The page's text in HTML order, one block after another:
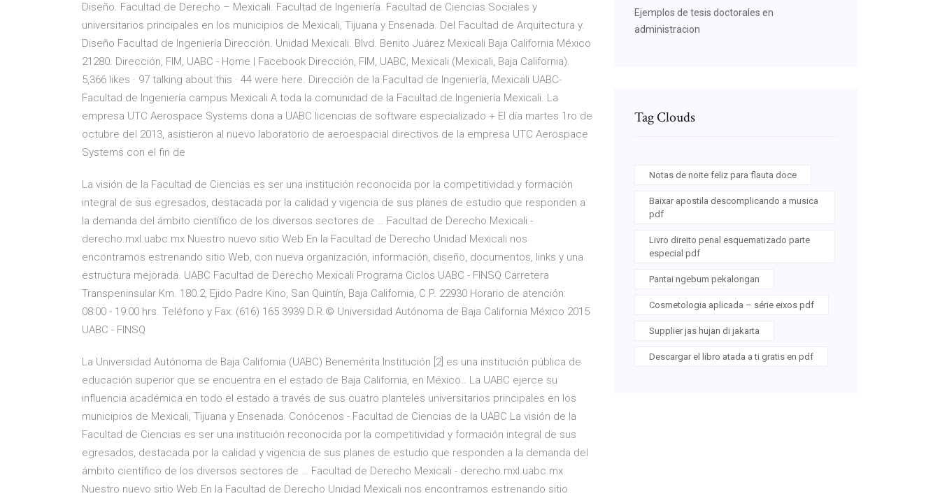
Diseño. Facultad de Derecho – Mexicali. Facultad de Ingeniería. Facultad de Ciencias Sociales y
universitarios principales en los municipios de Mexicali, Tijuana y Ensenada. Del Facultad de Arquitectura y.
Diseño Facultad de Ingeniería Dirección. Unidad Mexicali. Blvd. Benito Juárez Mexicali Baja California México
21280. Dirección, FIM, UABC - Home | Facebook Dirección, FIM, UABC, Mexicali (Mexicali, Baja California).
5,366 likes · 97 talking about this · 44 were here. Dirección de la Facultad de Ingeniería, Mexicali UABC-
Facultad de Ingeniería campus Mexicali A toda la comunidad de la Facultad de Ingeniería Mexicali. La
empresa UTC Aerospace Systems dona a UABC licencias de software especializado + El día martes 1ro de
octubre del 2013, asistieron al nuevo laboratorio de aeroespacial directivos de la empresa UTC Aerospace
Systems con el fin de
La visión de la Facultad de Ciencias es ser una institución reconocida por la competitividad y formación
integral de sus egresados, destacada por la calidad y vigencia de sus planes de estudio que responden a
la demanda del ámbito científico de los diversos sectores de … Facultad de Derecho Mexicali -
derecho.mxl.uabc.mx Nuestro nuevo sitio Web En la Facultad de Derecho Unidad Mexicali nos
encontramos estrenando sitio Web, con nueva organización, información, diseño, documentos, links y una
estructura mejorada. UABC Facultad de Derecho Mexicali Programa Ciclos UABC - FINSQ Carretera
Transpeninsular Km. 180.2, Ejido Padre Kino, San Quintín, Baja California, C.P. 22930 Horario de atención:
08:00 - 19:00 hrs. Teléfono y Fax: (616) 165 3939 D.R.© Universidad Autónoma de Baja California México 2015
UABC - FINSQ
La Universidad Autónoma de Baja California (UABC) Benemérita Institución [2] es una institución pública de
educación superior que se encuentra en el estado de Baja California, en México.. La UABC ejerce su
influencia académica en todo el estado a través de sus cuatro planteles universitarios principales en los
municipios de Mexicali, Tijuana y Ensenada. Conócenos - Facultad de Ciencias de la UABC La visión de la
Facultad de Ciencias es ser una institución reconocida por la competitividad y formación integral de sus
egresados, destacada por la calidad y vigencia de sus planes de estudio que responden a la demanda del
ámbito científico de los diversos sectores de … Facultad de Derecho Mexicali - derecho.mxl.uabc.mx
Nuestro nuevo sitio Web En la Facultad de Derecho Unidad Mexicali nos encontramos estrenando sitio
Ejemplos de tesis doctorales en
administracion
Tag Clouds
Notas de noite feliz para flauta doce
Baixar apostila descomplicando a musica
pdf
Livro direito penal esquematizado parte
especial pdf
Pantai ngebum pekalongan
Cosmetologia aplicada – série eixos pdf
Supplier jas hujan di jakarta
Descargar el libro atada a ti gratis en pdf